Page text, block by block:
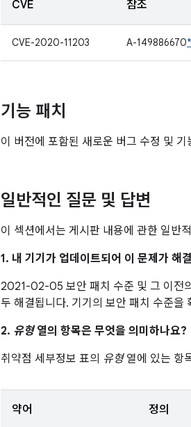
CVE 참조
CVE-2020-11203 A-149886670*
기능 패치
이 버전에 포함된 새로운 버그 수정 및
일반적인 질문 및 답변
이 섹션에서는 게시판 내용에 관한 일반
1. 내 기기가 업데이트되어 이 문제가 해
2021-02-05 보안 패치 수준 및 그 이전
두 해결됩니다. 기기의 보안 패치 수준을
2. 유형열의 항목은 무엇을 의미하나요?
취약점 세부정보 표의 유형열에 있는 항
약어 정의